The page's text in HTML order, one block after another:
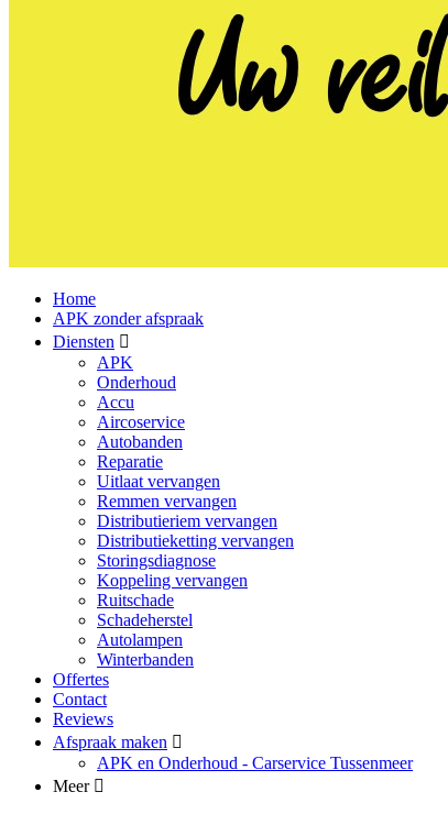
Home
APK zonder afspraak
Diensten
APK
Onderhoud
Accu
Aircoservice
Autobanden
Reparatie
Uitlaat vervangen
Remmen vervangen
Distributieriem vervangen
Distributieketting vervangen
Storingsdiagnose
Koppeling vervangen
Ruitschade
Schadeherstel
Autolampen
Winterbanden
Offertes
Contact
Reviews
Afspraak maken
APK en Onderhoud - Carservice Tussenmeer
Meer